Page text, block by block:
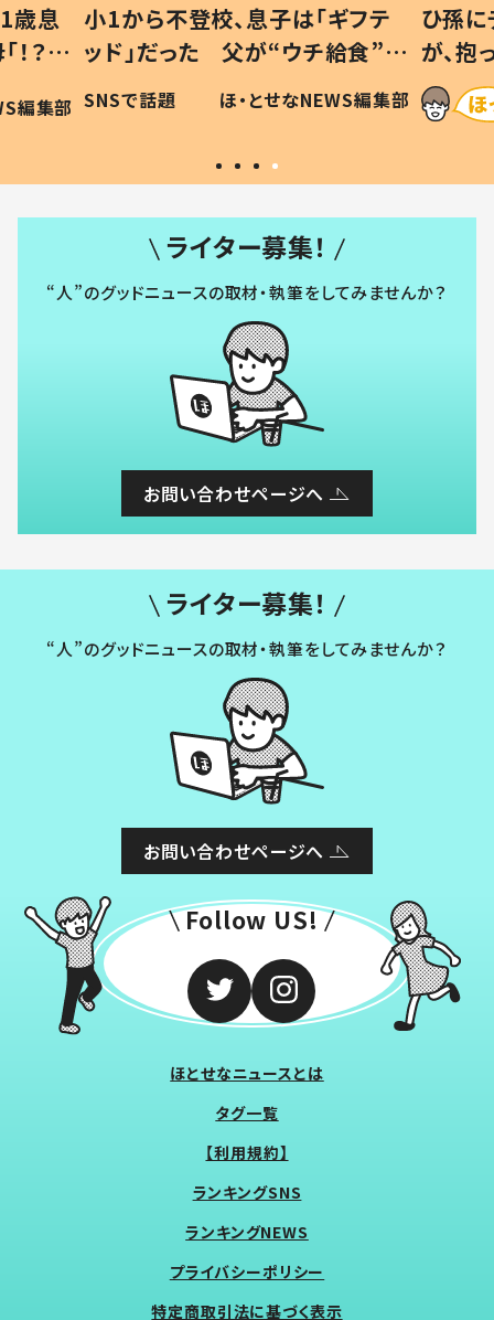
歳息
？」
編集部
小1から不登校、息子は「ギフテ
ッド」だった 父が“ウチ給食”を
作り続ける理由とは #令和の親
#令和の子
SNSで話題 ほ・とせなNEWS編集部
ひ孫
が、
「涙が
い」
ライター募集！
“人”のグッドニュースの取材・執筆をしてみませんか？
お問い合わせページへ
ライター募集！
“人”のグッドニュースの取材・執筆をしてみませんか？
お問い合わせページへ
Follow US!
ほとせなニュースとは
タグ一覧
【利用規約】
ランキングSNS
ランキングNEWS
プライバシーポリシー
特定商取引法に基づく表示